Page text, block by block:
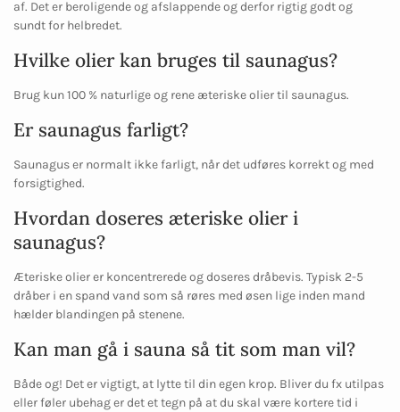
af. Det er beroligende og afslappende og derfor rigtig godt og
sundt for helbredet.
Hvilke olier kan bruges til saunagus?
Brug kun 100 % naturlige og rene æteriske olier til saunagus.
Er saunagus farligt?
Saunagus er normalt ikke farligt, når det udføres korrekt og med
forsigtighed.
Hvordan doseres æteriske olier i
saunagus?
Æteriske olier er koncentrerede og doseres dråbevis. Typisk 2-5
dråber i en spand vand som så røres med øsen lige inden mand
hælder blandingen på stenene.
Kan man gå i sauna så tit som man vil?
Både og! Det er vigtigt, at lytte til din egen krop. Bliver du fx utilpas
eller føler ubehag er det et tegn på at du skal være kortere tid i